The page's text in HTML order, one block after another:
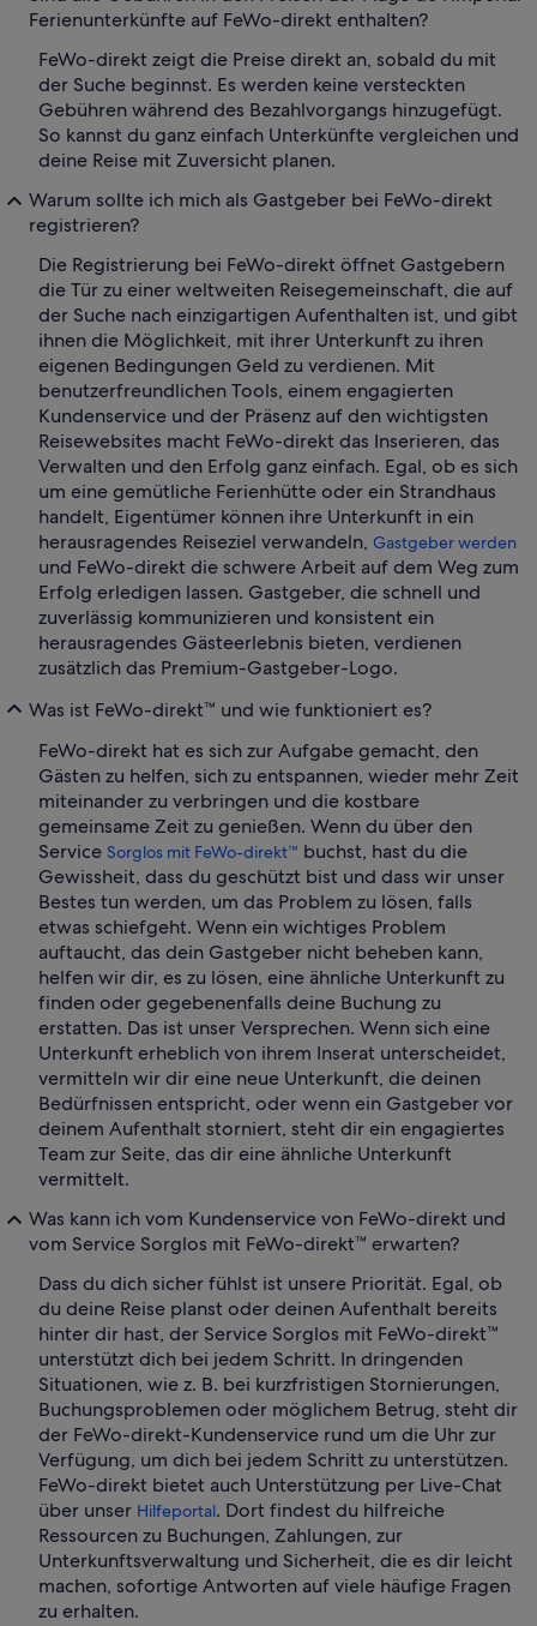
Ferienunterkünfte auf FeWo-direkt enthalten?
FeWo-direkt zeigt die Preise direkt an, sobald du mit
der Suche beginnst. Es werden keine versteckten
Gebühren während des Bezahlvorgangs hinzugefügt.
So kannst du ganz einfach Unterkünfte vergleichen und
deine Reise mit Zuversicht planen.
Warum sollte ich mich als Gastgeber bei FeWo-direkt
registrieren?
Die Registrierung bei FeWo-direkt öffnet Gastgebern
die Tür zu einer weltweiten Reisegemeinschaft, die auf
der Suche nach einzigartigen Aufenthalten ist, und gibt
ihnen die Möglichkeit, mit ihrer Unterkunft zu ihren
eigenen Bedingungen Geld zu verdienen. Mit
benutzerfreundlichen Tools, einem engagierten
Kundenservice und der Präsenz auf den wichtigsten
Reisewebsites macht FeWo-direkt das Inserieren, das
Verwalten und den Erfolg ganz einfach. Egal, ob es sich
um eine gemütliche Ferienhütte oder ein Strandhaus
handelt, Eigentümer können ihre Unterkunft in ein
herausragendes Reiseziel verwandeln, Gastgeber werden
und FeWo-direkt die schwere Arbeit auf dem Weg zum
Erfolg erledigen lassen. Gastgeber, die schnell und
zuverlässig kommunizieren und konsistent ein
herausragendes Gästeerlebnis bieten, verdienen
zusätzlich das Premium-Gastgeber-Logo.
Was ist FeWo-direkt™ und wie funktioniert es?
FeWo-direkt hat es sich zur Aufgabe gemacht, den
Gästen zu helfen, sich zu entspannen, wieder mehr Zeit
miteinander zu verbringen und die kostbare
gemeinsame Zeit zu genießen. Wenn du über den
Service Sorglos mit FeWo-direkt™ buchst, hast du die
Gewissheit, dass du geschützt bist und dass wir unser
Bestes tun werden, um das Problem zu lösen, falls
etwas schiefgeht. Wenn ein wichtiges Problem
auftaucht, das dein Gastgeber nicht beheben kann,
helfen wir dir, es zu lösen, eine ähnliche Unterkunft zu
finden oder gegebenenfalls deine Buchung zu
erstatten. Das ist unser Versprechen. Wenn sich eine
Unterkunft erheblich von ihrem Inserat unterscheidet,
vermitteln wir dir eine neue Unterkunft, die deinen
Bedürfnissen entspricht, oder wenn ein Gastgeber vor
deinem Aufenthalt storniert, steht dir ein engagiertes
Team zur Seite, das dir eine ähnliche Unterkunft
vermittelt.
Was kann ich vom Kundenservice von FeWo-direkt und
vom Service Sorglos mit FeWo-direkt™ erwarten?
Dass du dich sicher fühlst ist unsere Priorität. Egal, ob
du deine Reise planst oder deinen Aufenthalt bereits
hinter dir hast, der Service Sorglos mit FeWo-direkt™
unterstützt dich bei jedem Schritt. In dringenden
Situationen, wie z. B. bei kurzfristigen Stornierungen,
Buchungsproblemen oder möglichem Betrug, steht dir
der FeWo-direkt-Kundenservice rund um die Uhr zur
Verfügung, um dich bei jedem Schritt zu unterstützen.
FeWo-direkt bietet auch Unterstützung per Live-Chat
über unser Hilfeportal. Dort findest du hilfreiche
Ressourcen zu Buchungen, Zahlungen, zur
Unterkunftsverwaltung und Sicherheit, die es dir leicht
machen, sofortige Antworten auf viele häufige Fragen
zu erhalten.